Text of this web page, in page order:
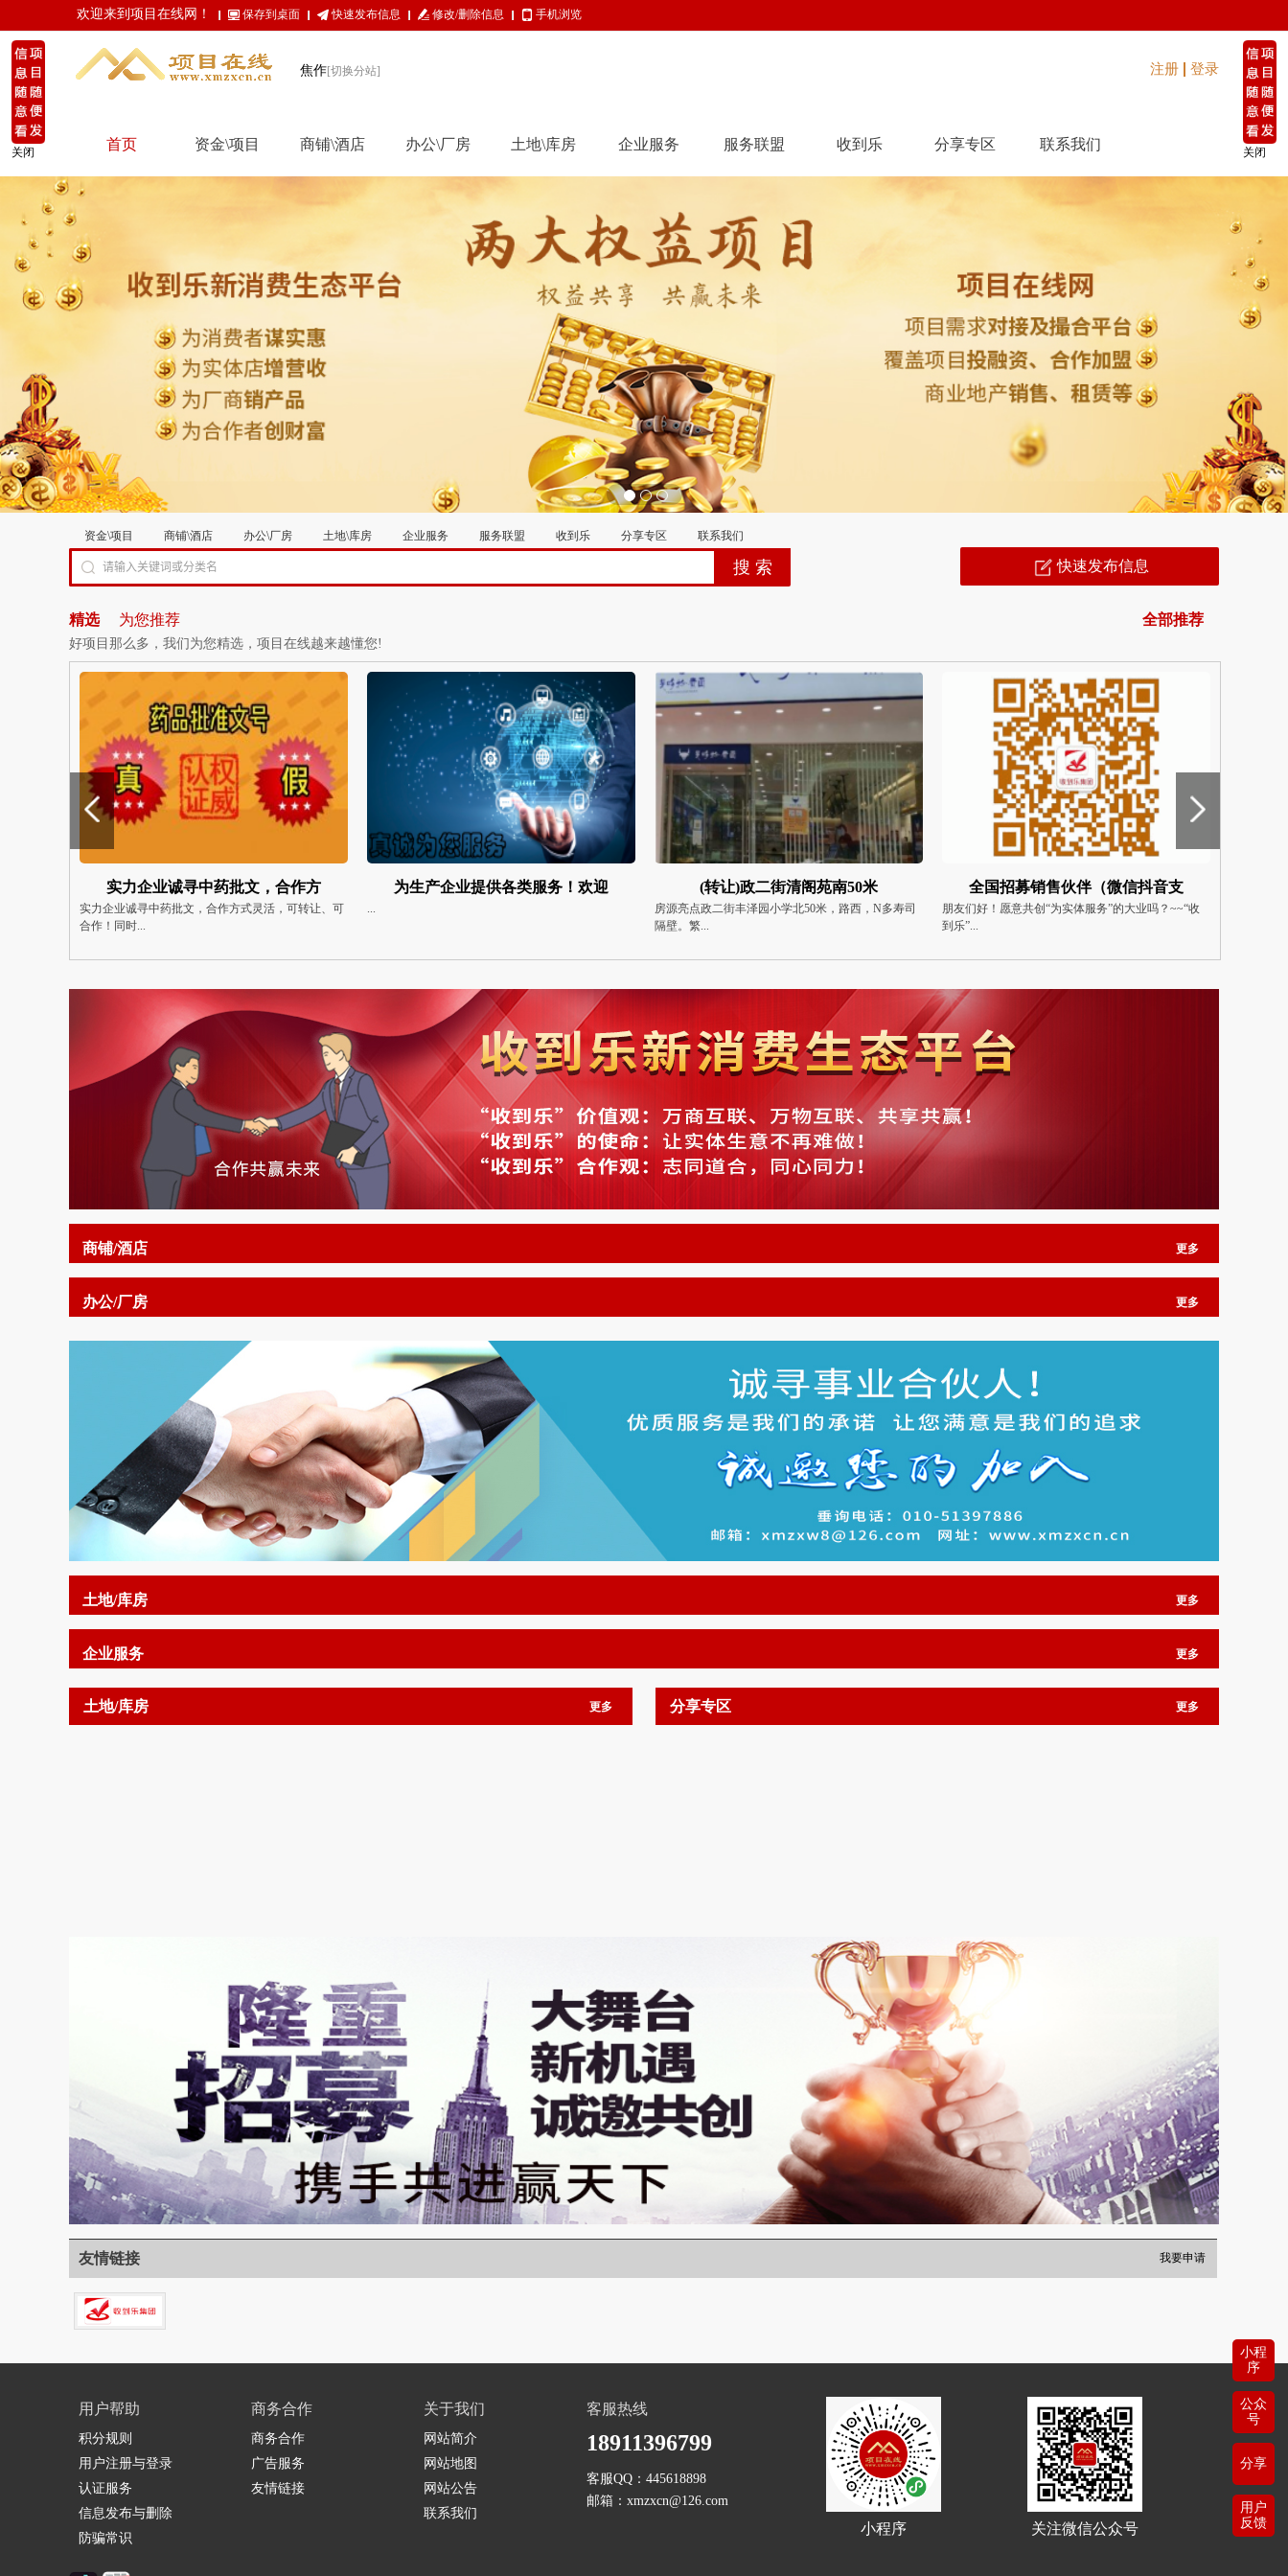
欢迎来到项目在线网！ 保存到桌面 快速发布信息 修改/删除信息 手机浏览
焦作[切换分站] 登录
注册
首页 资金\项目 商铺\酒店 办公\厂房 土地\库房 企业服务 服务联盟 收到乐 分享专区 联系我们
资金\项目 商铺\酒店 办公\厂房 土地\库房 企业服务 服务联盟 收到乐 分享专区 联系我们
快速发布信息
精选 为您推荐 全部推荐
好项目那么多，我们为您精选，项目在线越来越懂您!
为生产企业提供各类服务！欢迎
...
(转让)政二街清阁苑南50米
房源亮点政二街丰泽园小学北50米，路西，N多寿司
全国招募销售伙伴（微信抖音支
朋友们好！愿意共创“为实体服务”的大业吗？~~“收
到乐”...
收到乐（北京）集团大量招募业务
朋友们好！愿意共创“为实体服务”的大业吗？~~“收
到乐”...
商铺/酒店 更多
办公/厂房 更多
土地/库房 更多
企业服务 更多
土地/库房 更多 分享专区 更多
友情链接 我要申请
关闭 关闭
用户帮助
积分规则
用户注册与登录
认证服务
信息发布与删除
防骗常识
商务合作
商务合作
广告服务
友情链接
关于我们
网站简介
网站地图
网站公告
联系我们
客服热线
18911396799
客服QQ： 445618898
邮箱： xmzxcn@126.com
小程序 关注微信公众号
小程
序
公众
号
分享
用户
反馈